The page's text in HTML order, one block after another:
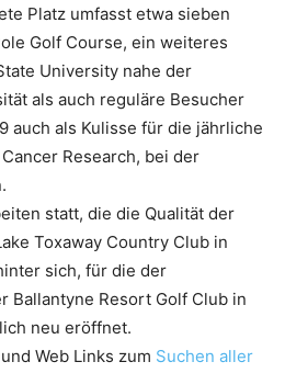
Platz umfasst etwa sieben
Golf Course, ein weiteres
University nahe der
als auch reguläre Besucher
auch als Kulisse für die jährliche
Research, bei der
statt, die die Qualität der
Toxaway Country Club in
sich, für die der
Ballantyne Resort Golf Club in
neu eröffnet.
Web Links zum Suchen aller